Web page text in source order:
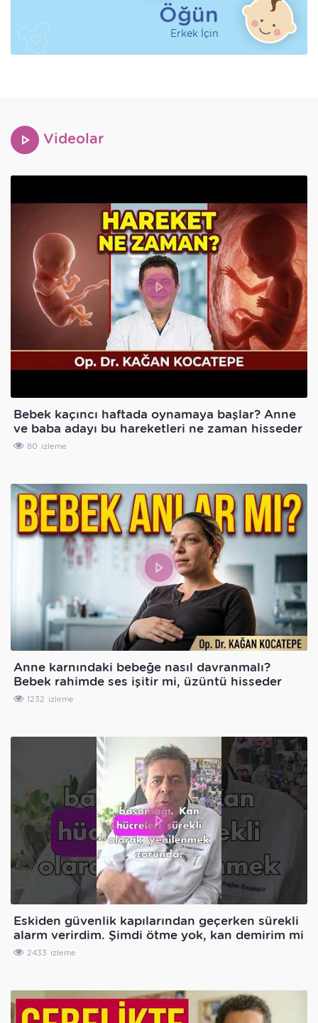
Öğün
Erkek İçin
Videolar
Bebek kaçıncı haftada oynamaya başlar? Anne
ve baba adayı bu hareketleri ne zaman hisseder
ve anlar?
80
Anne karnındaki bebeğe nasıl davranmalı?
Bebek rahimde ses işitir mi, üzüntü hisseder
mi? Anlar mı?
1232
Eskiden güvenlik kapılarından geçerken sürekli
alarm verirdim. Şimdi ötme yok, kan demirim mi
azaldı
2433